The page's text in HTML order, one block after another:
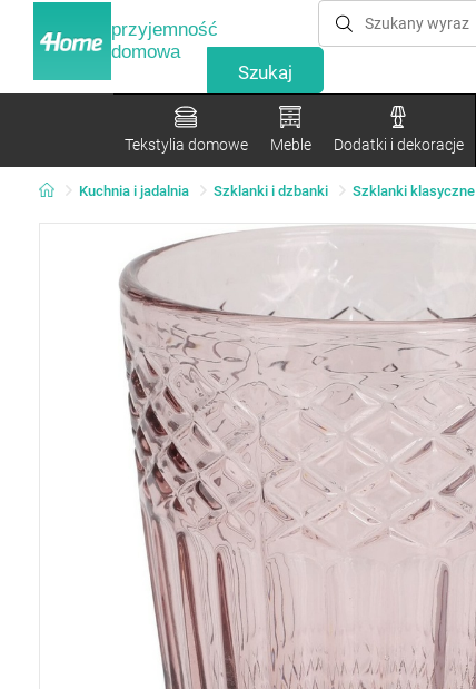
przyjemność
domowa
Tekstylia domowe Meble Dodatki i dekoracje
Kuchnia i jadalnia Szklanki i dzbanki Szklanki klasyczne